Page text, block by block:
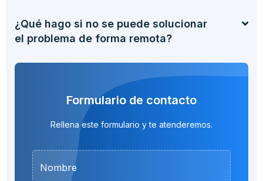
¿Qué hago si no se puede solucionar
el problema de forma remota?
Formulario de contacto
Rellena este formulario y te atenderemos.